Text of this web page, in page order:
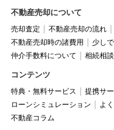
不動産売却について
売却査定 不動産売却の流れ
不動産売却時の諸費用
少し
仲介手数料について
相続相談
コンテンツ
特典・無料サービス 提携サ
ローンシミュレーション
よ
不動産コラム